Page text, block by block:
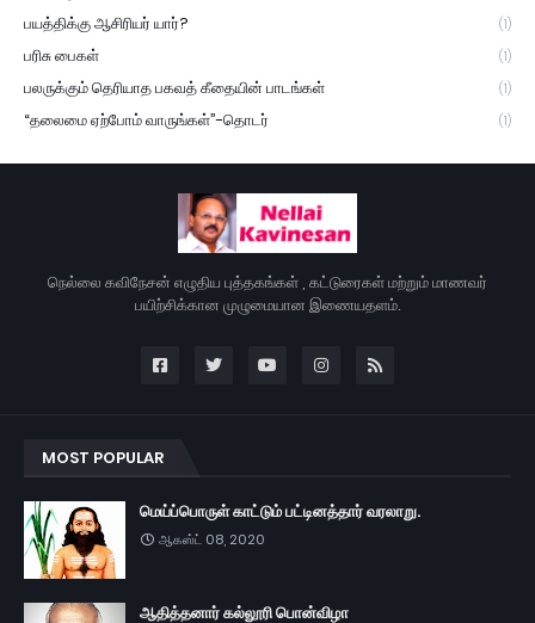
பயத்திக்கு ஆசிரியர் யார்? (1)
பரிசு பைகள் (1)
பலருக்கும் தெரியாத பகவத் கீதையின் பாடங்கள் (1)
“தலைமை ஏற்போம் வாருங்கள்”-தொடர் (1)
நெல்லை கவிநேசன் எழுதிய புத்தகங்கள் , கட்டுரைகள் மற்றும் மாணவர்
பயிற்சிக்கான முழுமையான இணையதளம்.
MOST POPULAR
மெய்ப்பொருள் காட்டும் பட்டினத்தார் வரலாறு.
ஆகஸ்ட் 08, 2020
ஆதித்தனார் கல்லூரி பொன்விழா